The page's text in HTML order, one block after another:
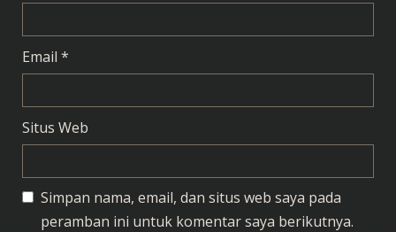
Email *
Situs Web
Simpan nama, email, dan situs web saya pada
peramban ini untuk komentar saya berikutnya.